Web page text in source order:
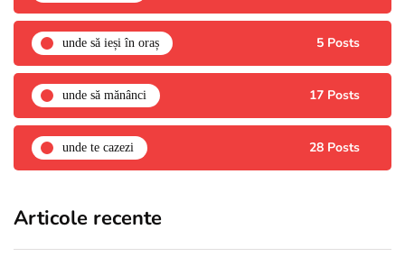
unde să ieși în oraș 5 Posts
unde să mănânci 17 Posts
unde te cazezi 28 Posts
Articole recente